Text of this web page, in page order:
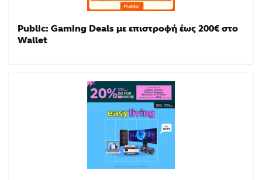
Public: Gaming Deals με επιστροφή έως 200€ στο
Wallet